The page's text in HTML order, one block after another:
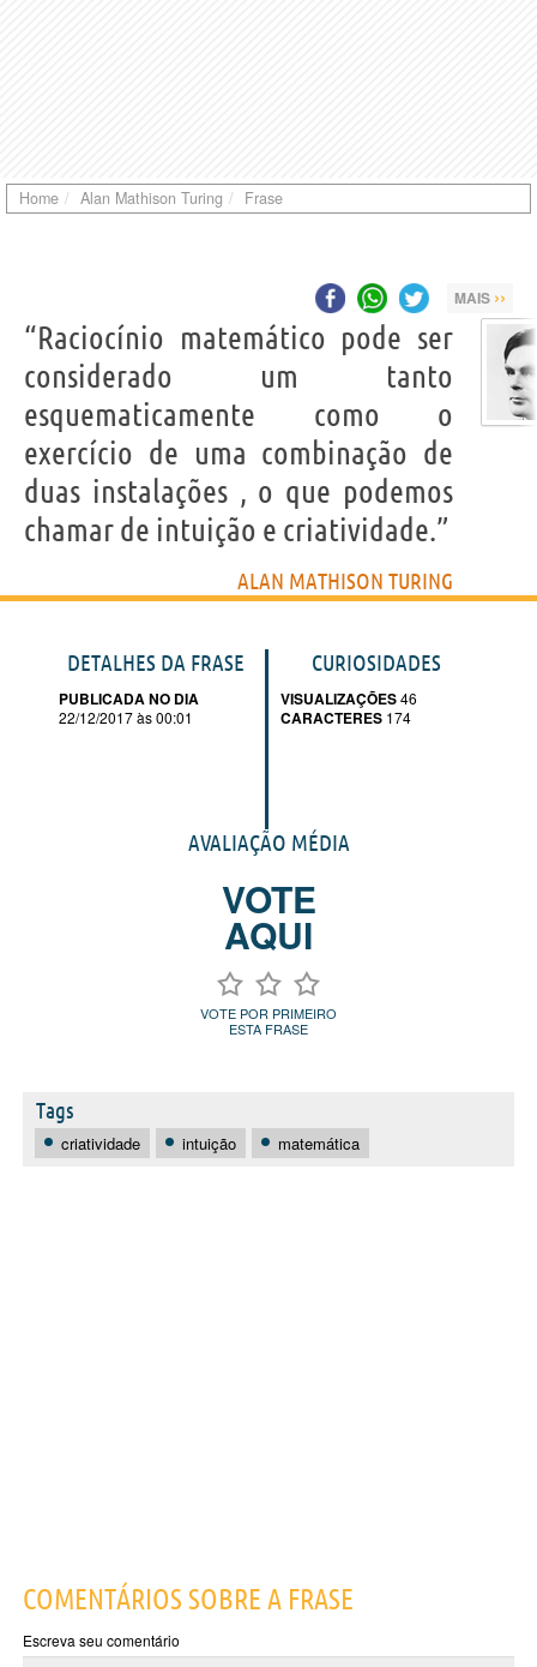
Home Alan Mathison Turing Frase
MAIS ››
“Raciocínio matemático pode ser
considerado um tanto
esquematicamente como o
exercício de uma combinação de
duas instalações , o que podemos
chamar de intuição e criatividade.”
ALAN MATHISON TURING
DETALHES DA FRASE
PUBLICADA NO DIA
22/12/2017 às 00:01
CURIOSIDADES
VISUALIZAÇÕES46
CARACTERES 174
AVALIAÇÃO MÉDIA
VOTE
AQUI
VOTE POR PRIMEIRO
ESTA FRASE
Tags
criatividade intuição matemática
COMENTÁRIOS SOBRE A FRASE
Escreva seu comentário